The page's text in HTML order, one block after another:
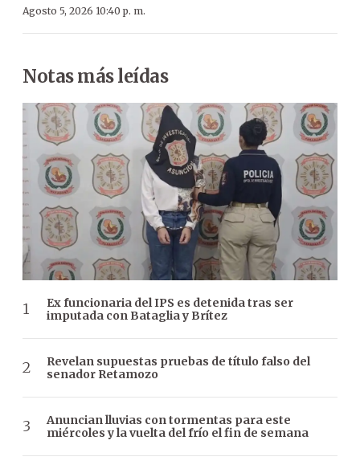
Agosto 5, 2026 10:40 p. m.
Notas más leídas
Ex funcionaria del IPS es detenida tras ser
imputada con Bataglia y Brítez
Revelan supuestas pruebas de título falso del
senador Retamozo
Anuncian lluvias con tormentas para este
miércoles y la vuelta del frío el fin de semana